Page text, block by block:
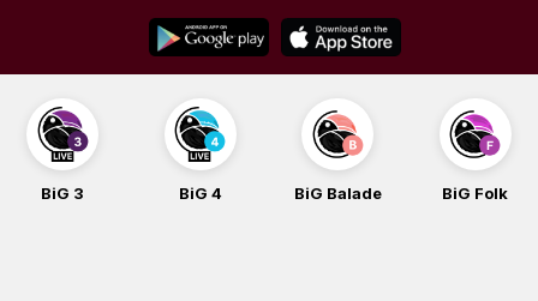
content
BiG Balade BiG Folk